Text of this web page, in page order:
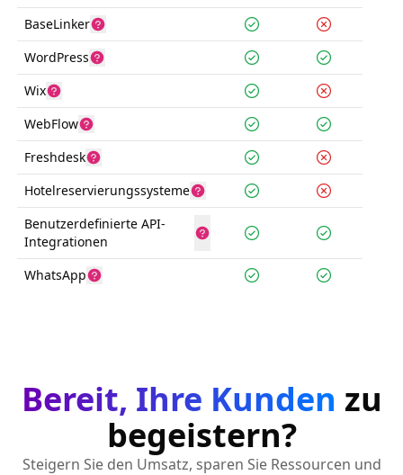
BaseLinker
WordPress
Wix
WebFlow
Freshdesk
Hotelreservierungssysteme
Benutzerdefinierte API-
Integrationen
WhatsApp
Bereit, Ihre Kunden zu
begeistern?
Steigern Sie den Umsatz, sparen Sie Ressourcen und